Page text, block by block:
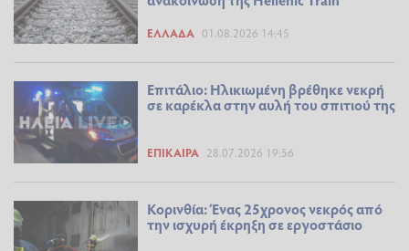
ΕΛΛΆΔΑ 01.08.2026 14:45
Επιτάλιο: Ηλικιωμένη βρέθηκε νεκρή
σε καρέκλα στην αυλή του σπιτιού της
ΕΠΊΚΑΙΡΑ 28.07.2026 19:56
Κορινθία: Ένας 25χρονος νεκρός από
την ισχυρή έκρηξη σε εργοστάσιο